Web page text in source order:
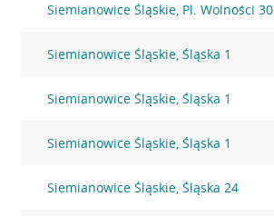
Siemianowice Śląskie, Pl. Wolności 30
Siemianowice Śląskie, Śląska 1
Siemianowice Śląskie, Śląska 1
Siemianowice Śląskie, Śląska 1
Siemianowice Śląskie, Śląska 24